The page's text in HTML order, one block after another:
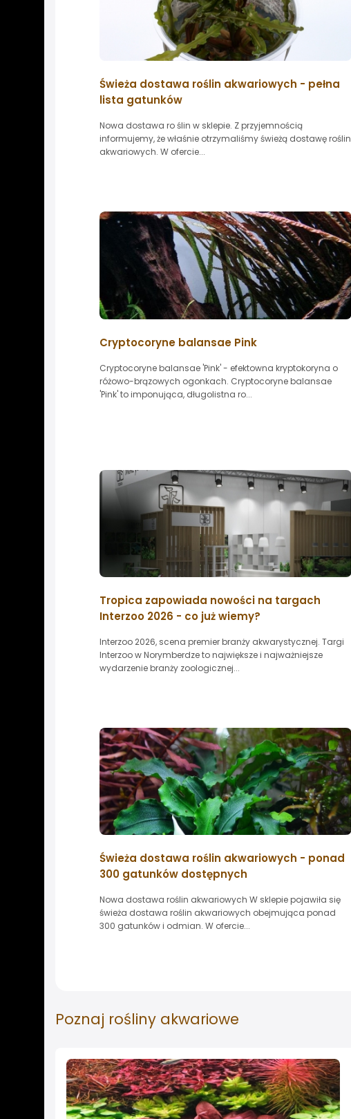
Świeża dostawa roślin akwariowych - pełna
lista gatunków
Nowa dostawa ro ślin w sklepie. Z przyjemnością
informujemy, że właśnie otrzymaliśmy świeżą dostawę roślin
akwariowych. W ofercie...
Cryptocoryne balansae Pink
Cryptocoryne balansae 'Pink' - efektowna kryptokoryna o
różowo-brązowych ogonkach. Cryptocoryne balansae
'Pink' to imponująca, długolistna ro...
Tropica zapowiada nowości na targach
Interzoo 2026 - co już wiemy?
Interzoo 2026, scena premier branży akwarystycznej. Targi
Interzoo w Norymberdze to największe i najważniejsze
wydarzenie branży zoologicznej...
Świeża dostawa roślin akwariowych - ponad
300 gatunków dostępnych
Nowa dostawa roślin akwariowych W sklepie pojawiła się
świeża dostawa roślin akwariowych obejmująca ponad
300 gatunków i odmian. W ofercie...
Poznaj rośliny akwariowe